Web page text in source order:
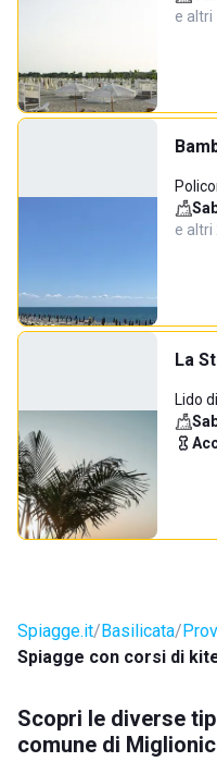
e altri
e altri
La
Lido
Spiagge.it Basilicata
Spiagge con corsi di
Scopri le diverse
comune di